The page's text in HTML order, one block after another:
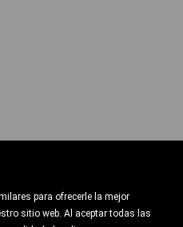
para ofrecerle la mejor
sitio web. Al aceptar todas las